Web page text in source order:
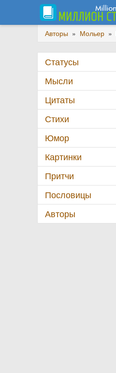
Авторы » Мольер »
Статусы
Мысли
Цитаты
Стихи
Юмор
Картинки
Притчи
Пословицы
Авторы